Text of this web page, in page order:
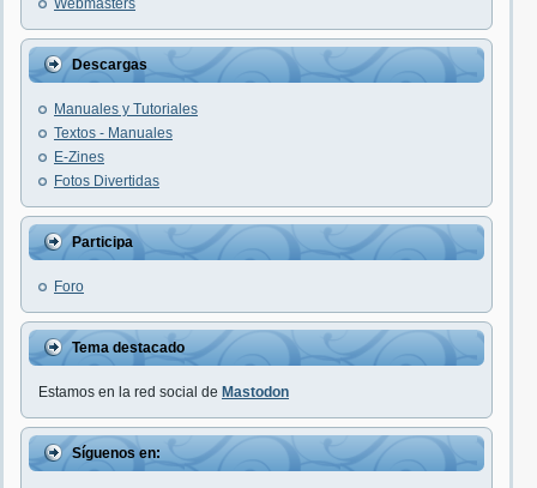
Webmasters
Descargas
Manuales y Tutoriales
Textos - Manuales
E-Zines
Fotos Divertidas
Participa
Foro
Tema destacado
Estamos en la red social de Mastodon
Síguenos en: